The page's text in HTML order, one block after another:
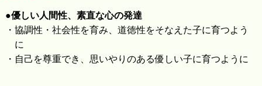
●優しい人間性、素直な心の発達
・協調性・社会性を育み、道徳性をそなえた子に育つよう
に
・自己を尊重でき、思いやりのある優しい子に育つように